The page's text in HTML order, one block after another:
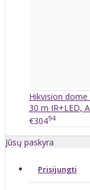
Hikvision dome
30 m IR+LED,
€30494
Jūsų paskyra
Prisijungti